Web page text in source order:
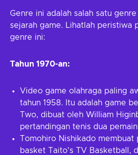
Genre ini adalah salah satu
sejarah game. Lihatlah peristiwa
genre ini:
Tahun 1970-an:
Video game olahraga paling
tahun 1958. Itu adalah game
Two, dibuat oleh William
pertandingan tenis dua
Tomohiro Nishikado membuat
basket Taito's TV Basketball,